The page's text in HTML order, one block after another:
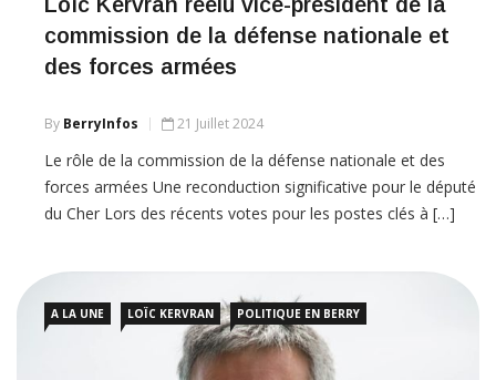
commission de la défense nationale et
des forces armées
By BerryInfos 21 Juillet 2024
Le rôle de la commission de la défense nationale et des
forces armées Une reconduction significative pour le député
du Cher Lors des récents votes pour les postes clés à […]
A LA UNE LOÏC KERVRAN POLITIQUE EN BERRY